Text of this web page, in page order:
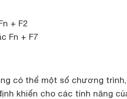
+ F2
Fn + F7
có thể một số chương
khiến cho các tính năng